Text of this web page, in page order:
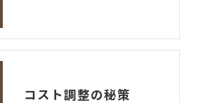
コスト調整の秘策